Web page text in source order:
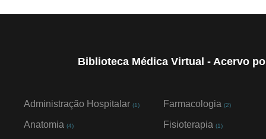
Biblioteca Médica Virtual - Acervo
Administração Hospitalar (1)
Anatomia (4)
Farmacologia (2)
Fisioterapia (1)